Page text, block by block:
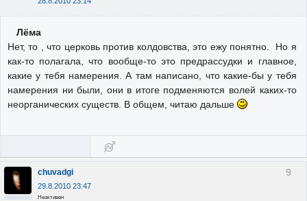
Лёма
Нет, то , что церковь против колдовства, это ежу понятно. Но я
как-то полагала, что вообще-то это предрассудки и главное,
какие у тебя намерения. А там написано, что какие-бы у тебя
намерения ни были, они в итоге подменяются волей каких-то
неорганических существ. В общем, читаю дальше
9
chuvadgi
29.8.2010 23:47
Неактивен